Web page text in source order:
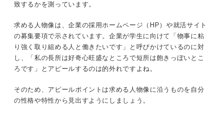
致するかを測っています。
求める人物像は、企業の採用ホームページ（HP）や就活サイト
の募集要項で示されています。企業が学生に向けて「物事に粘
り強く取り組める人と働きたいです」と呼びかけているのに対
し、「私の長所は好奇心旺盛なところで短所は飽きっぽいとこ
ろです」とアピールするのは的外れですよね。
そのため、アピールポイントは求める人物像に沿うものを自分
の性格や特性から見出すようにしましょう。